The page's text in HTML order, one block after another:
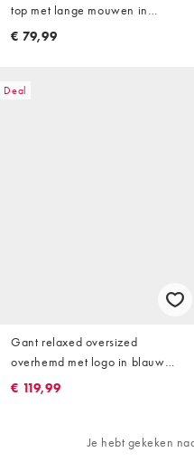
top met lange mouwen in
chocoladebruin
€ 79,99
Deal
Gant relaxed oversized
overhemd met logo in blauw
gestreept
€ 119,99
Je hebt gekeken